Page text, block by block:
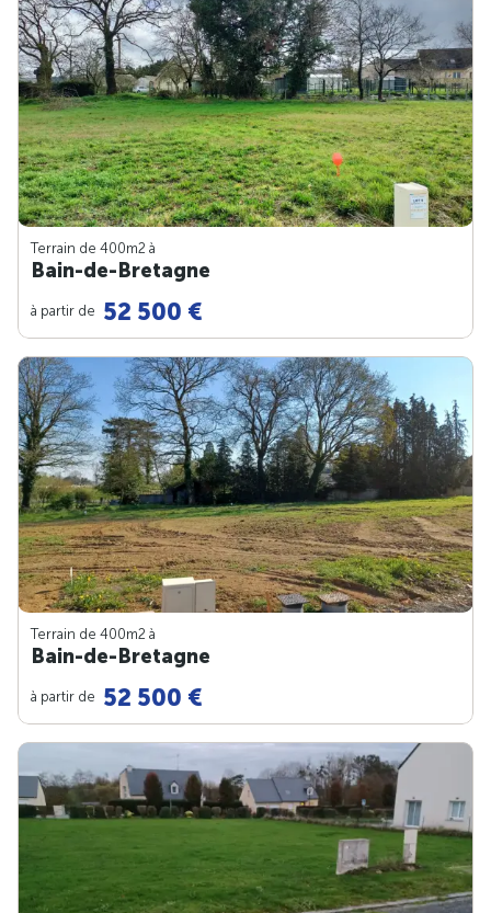
Terrain de 400m2 à
Bain-de-Bretagne
à partir de 52 500 €
Terrain de 400m2 à
Bain-de-Bretagne
à partir de 52 500 €